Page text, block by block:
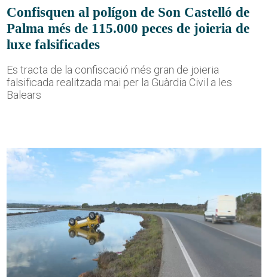
Confisquen al polígon de Son Castelló de
Palma més de 115.000 peces de joieria de
luxe falsificades
Es tracta de la confiscació més gran de joieria
falsificada realitzada mai per la Guàrdia Civil a les
Balears